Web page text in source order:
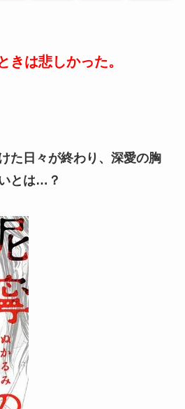
きは悲しかった。
た日々が終わり、深愛の胸
とは…？